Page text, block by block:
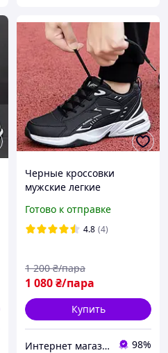
Черные кроссовки
мужские легкие
мужские кроссовки осень
Готово к отправке
4.8 (4)
1 080₴/пара
1 200 ₴/пара
Купить
Интернет магазин Семицвет 98%